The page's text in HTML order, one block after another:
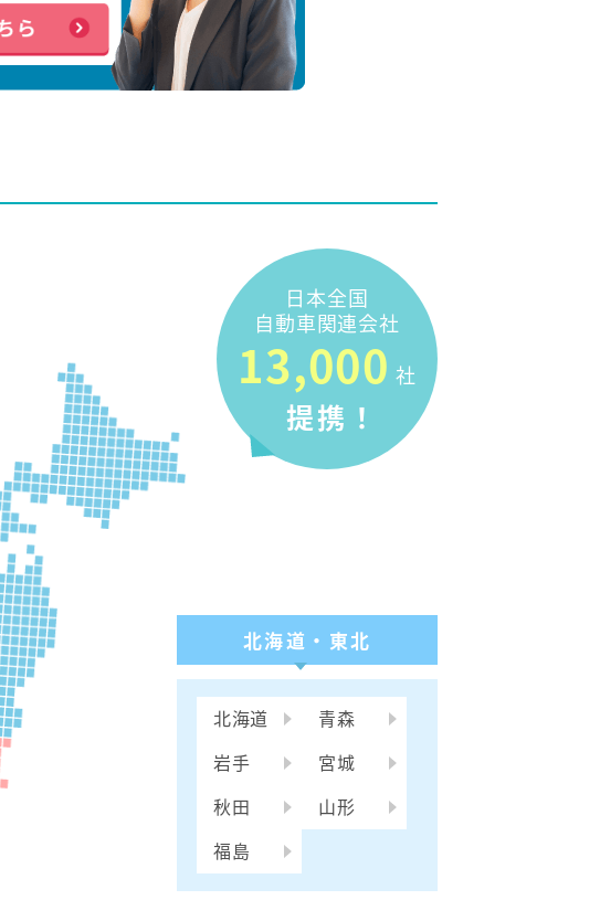
日本全国
自動車関連会社
13,000 社
提携！
北海道・東北
北海道
青森
岩手
宮城
秋田
山形
福島